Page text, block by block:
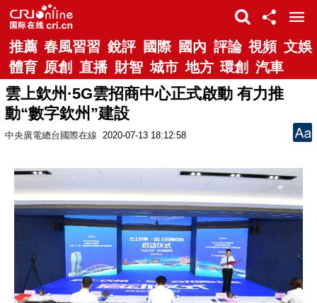
推薦 春風習習 銳評 國際 國內 評論 視頻 文娛
體育 原創 直播 財智 城市 地方 環創 汽車
雲上欽州·5G雲招商中心正式啟動 有力推
動“數字欽州”建設
中央廣電總台國際在線 2020-07-13 18:12:58